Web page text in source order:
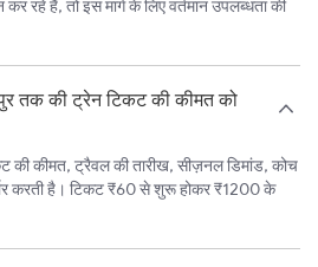
रहे हैं, तो इस मार्ग के लिए वर्तमान उपलब्धता की
तक की ट्रेन टिकट की कीमत को
की कीमत, ट्रैवल की तारीख, सीज़नल डिमांड, कोच
करती है। टिकट ₹60 से शुरू होकर ₹1200 के